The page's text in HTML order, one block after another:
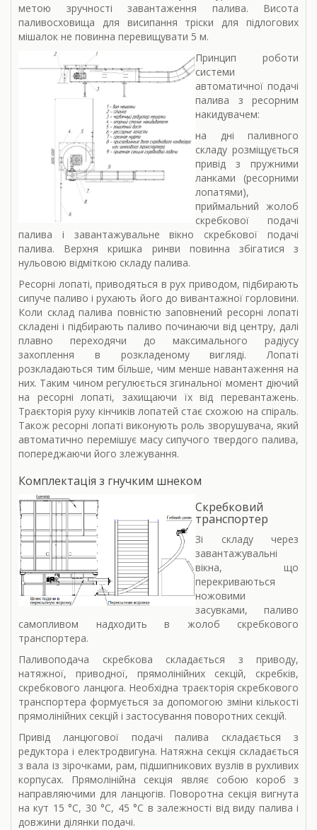
метою зручності завантаження палива. Висота
паливосховища для висипання тріски для підлогових
мішалок не повинна перевищувати 5 м.
Принцип роботи
системи
автоматичної подачі
палива з ресорним
накидувачем:
на дні паливного
складу розміщується
привід з пружними
ланками (ресорними
лопатями),
приймальний жолоб
скребкової подачі
палива і завантажувальне вікно скребкової подачі
палива. Верхня кришка ринви повинна збігатися з
нульовою відміткою складу палива.
Ресорні лопаті, приводяться в рух приводом, підбирають
сипуче паливо і рухають його до вивантажної горловини.
Коли склад палива повністю заповнений ресорні лопаті
складені і підбирають паливо починаючи від центру, далі
плавно переходячи до максимального радіусу
захоплення в розкладеному вигляді. Лопаті
розкладаються тим більше, чим менше навантаження на
них. Таким чином регулюється згинальної момент діючий
на ресорні лопаті, захищаючи їх від перевантажень.
Траєкторія руху кінчиків лопатей стає схожою на спіраль.
Також ресорні лопаті виконують роль зворушувача, який
автоматично перемішує масу сипучого твердого палива,
попереджаючи його злежування.
Комплектація з гнучким шнеком
Скребковий
транспортер
Зі складу через
завантажувальні
вікна, що
перекриваються
ножовими
засувками, паливо
самопливом надходить в жолоб скребкового
транспортера.
Паливоподача скребкова складається з приводу,
натяжної, приводної, прямолінійних секцій, скребків,
скребкового ланцюга. Необхідна траєкторія скребкового
транспортера формується за допомогою зміни кількості
прямолінійних секцій і застосування поворотних секцій.
Привід ланцюгової подачі палива складається з
редуктора і електродвигуна. Натяжна секція складається
з вала із зірочками, рам, підшипникових вузлів в рухливих
корпусах. Прямолінійна секція являє собою короб з
направляючими для ланцюгів. Поворотна секція вигнута
на кут 15 °С, 30 °С, 45 °С в залежності від виду палива і
довжини ділянки подачі.